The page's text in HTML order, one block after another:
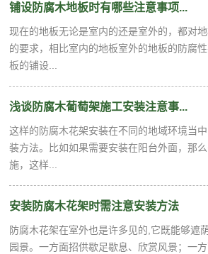
铺设防腐木地板时有哪些注意事项...
现在的地板无论是室内的还是室外的，都对
的要求，相比室内的地板室外的地板的防腐
板的铺设...
浅谈防腐木葡萄架施工安装注意事...
这样的防腐木花架安装在不同的地域环境当
装方法。比如如果需要安装在阳台外面，那
施，这样...
安装防腐木花架时需注意安装方法
防腐木花架在室外也是许多见的,它既能够遮
园景。一方面招供歇足歇息、欣赏风景；一